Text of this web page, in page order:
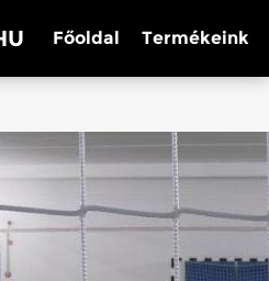
Főoldal Termékeink